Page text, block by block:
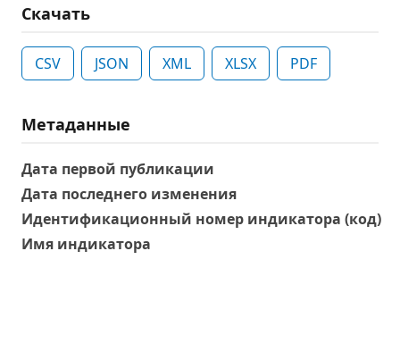
Скачать
CSV JSON XML XLSX PDF
Метаданные
Дата первой публикации
Дата последнего изменения
Идентификационный номер индикатора (код)
Имя индикатора